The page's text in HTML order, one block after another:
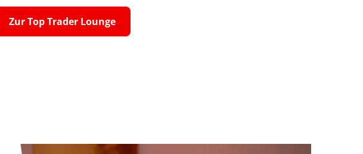
Zur Top Trader Lounge